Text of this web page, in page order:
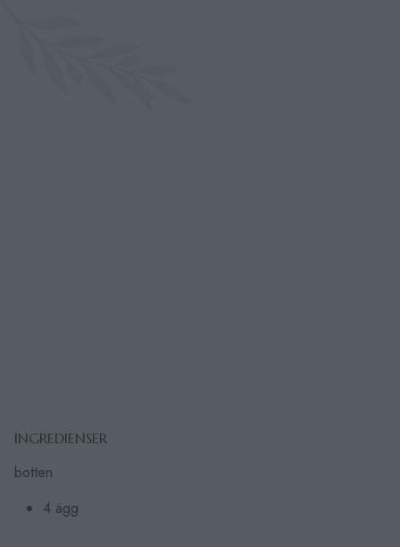
INGREDIENSER
botten
4 ägg